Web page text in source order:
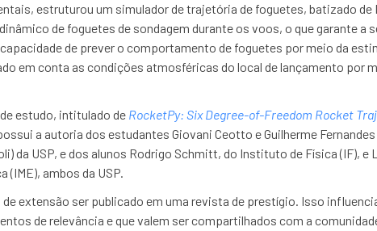
estruturou um simulador de trajetória de foguetes, batizado de
de foguetes de sondagem durante os voos, o que garante a
de prever o comportamento de foguetes por meio da
em conta as condições atmosféricas do local de lançamento por
estudo, intitulado de RocketPy: Six Degree-of-Freedom Rocket
a autoria dos estudantes Giovani Ceotto e Guilherme
da USP, e dos alunos Rodrigo Schmitt, do Instituto de Física (IF), e
ambos da USP.
de extensão ser publicado em uma revista de prestígio. Isso
de relevância e que valem ser compartilhados com a